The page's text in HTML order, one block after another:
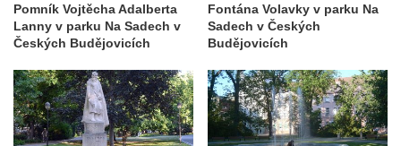
Pomník Vojtěcha Adalberta
Lanny v parku Na Sadech v
Českých Budějovicích
Fontána Volavky v parku Na
Sadech v Českých
Budějovicích